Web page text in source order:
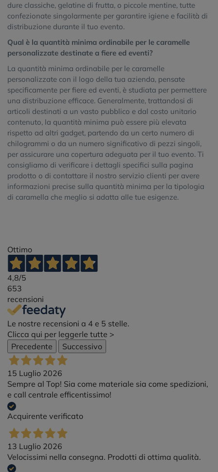
dure classiche, gelatine di frutta, o piccole mentine, tutte
confezionate singolarmente per garantire igiene e facilità di
distribuzione durante il tuo evento.
Qual è la quantità minima ordinabile per le caramelle
personalizzate destinate a fiere ed eventi?
La quantità minima ordinabile per le caramelle
personalizzate con il logo della tua azienda, pensate
specificamente per fiere ed eventi, è studiata per permettere
una distribuzione efficace. Generalmente, trattandosi di
articoli destinati a un vasto pubblico e dal costo unitario
contenuto, la quantità minima può essere più elevata
rispetto ad altri gadget, partendo da un certo numero di
chilogrammi o da un numero significativo di pezzi singoli,
per assicurare una copertura adeguata per il tuo evento. Ti
consigliamo di verificare i dettagli specifici sulla pagina
prodotto o di contattare il nostro servizio clienti per avere
informazioni precise sulla quantità minima per la tipologia
di caramella che meglio si adatta alle tue esigenze.
Ottimo
4,8/5
653
recensioni
Le nostre recensioni a 4 e 5 stelle.
Clicca qui per leggerle tutte >
Precedente
Successivo
15 Luglio 2026
Sempre al Top! Sia come materiale sia come spedizioni,
e call centrale efficentissimo!
Acquirente verificato
13 Luglio 2026
Velocissimi nella consegna. Prodotti di ottima qualità.